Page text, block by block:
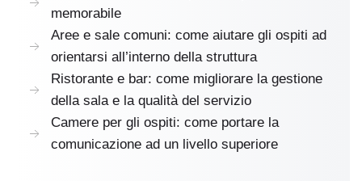
memorabile
Aree e sale comuni: come aiutare gli ospiti ad
orientarsi all’interno della struttura
Ristorante e bar: come migliorare la gestione
della sala e la qualità del servizio
Camere per gli ospiti: come portare la
comunicazione ad un livello superiore